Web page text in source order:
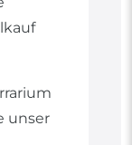
unser